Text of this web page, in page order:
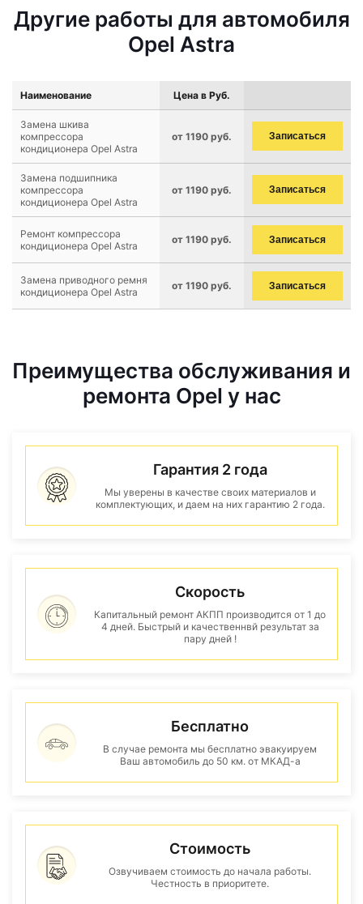
Другие работы для автомобиля
Opel Astra
Наименование Цена в Руб.
Замена шкива
компрессора
кондиционера Opel Astra
от 1190 руб. Записаться
Замена подшипника
компрессора
кондиционера Opel Astra
от 1190 руб. Записаться
Ремонт компрессора
кондиционера Opel Astra
от 1190 руб. Записаться
Замена приводного ремня
кондиционера Opel Astra
от 1190 руб. Записаться
Преимущества обслуживания и
ремонта Opel у нас
Гарантия 2 года
Мы уверены в качестве своих материалов и
комплектующих, и даем на них гарантию 2 года.
Скорость
Капитальный ремонт АКПП производится от 1 до
4 дней. Быстрый и качественнвй результат за
пару дней !
Бесплатно
В случае ремонта мы бесплатно эвакуируем
Ваш автомобиль до 50 км. от МКАД-а
Стоимость
Озвучиваем стоимость до начала работы.
Честность в приоритете.